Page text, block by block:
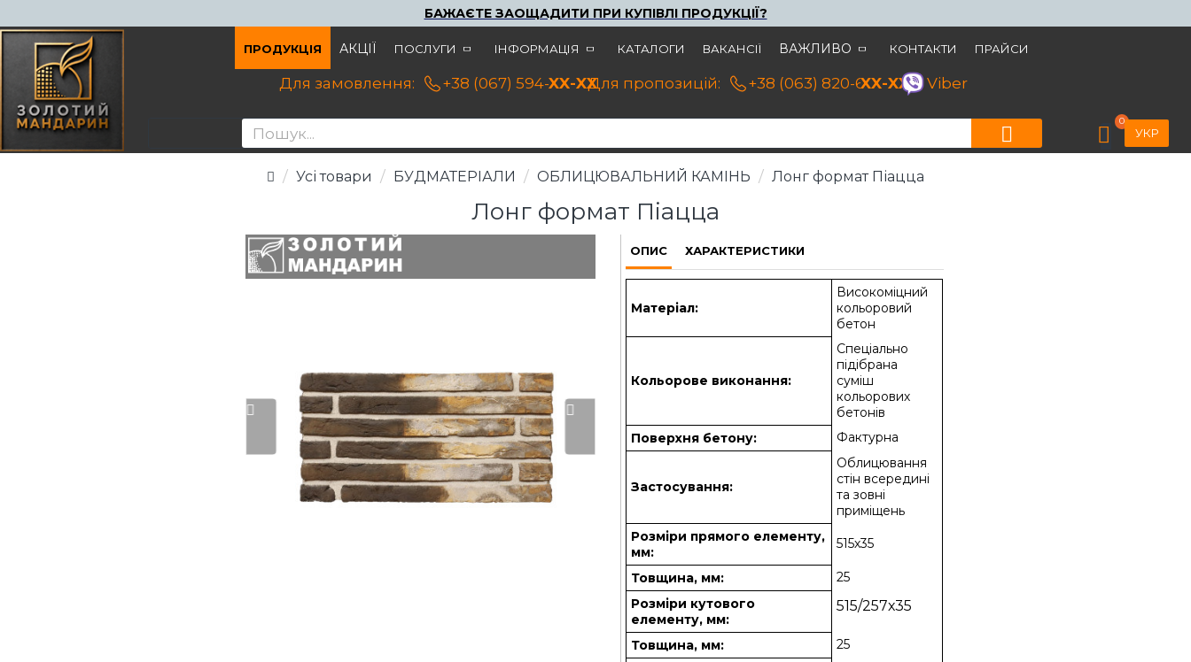
УКР
ПРОДУКЦІЯ АКЦІЇ ПОСЛУГИ ІНФОРМАЦІЯ КАТАЛОГИ ВАКАНСІЇ ВАЖЛИВО КОНТАКТИ ПРАЙСИ
Для замовлення: +38 (067) 594-21-22
XX-XXДля пропозицій: +38 (063) 820-60-79
XX-XX Viber
0
Усі товари БУДМАТЕРІАЛИ ОБЛИЦЮВАЛЬНИЙ КАМІНЬ Лонг формат Піацца
Лонг формат Піацца
БАЖАЄТЕ ЗАОЩАДИТИ ПРИ КУПІВЛІ ПРОДУКЦІЇ?
ОПИС ХАРАКТЕРИСТИКИ
Матеріал:
Високоміцний
кольоровий
бетон
Кольорове виконання:
Спеціально
підібрана
суміш
кольорових
бетонів
Поверхня бетону:
Фактурна
Застосування:
Облицювання
стін всередині
та зовні
приміщень
Розміри прямого елементу,
мм:
515х35
Товщина, мм:
25
Розміри кутового
елементу, мм:
515/257х35
Товщина, мм:
25